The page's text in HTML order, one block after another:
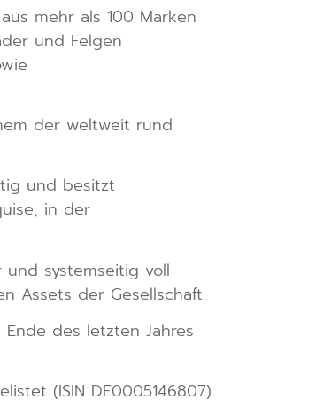
mehr als 100 Marken
und Felgen
der weltweit rund
und besitzt
in der
systemseitig voll
Assets der Gesellschaft.
des letzten Jahres
(ISIN DE0005146807).